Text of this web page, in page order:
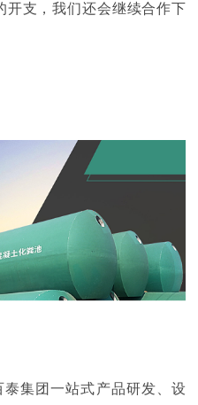
开支，我们还会继续合作下
泰集团一站式产品研发、设